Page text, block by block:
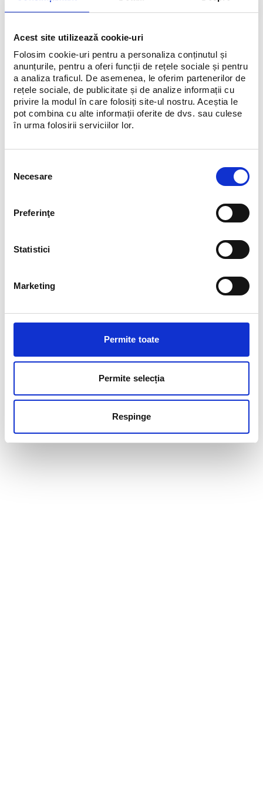
Acest site utilizează cookie-uri
Folosim cookie-uri pentru a personaliza conținutul și
anunțurile, pentru a oferi funcții de rețele sociale și pentru
a analiza traficul. De asemenea, le oferim partenerilor de
rețele sociale, de publicitate și de analize informații cu
privire la modul în care folosiți site-ul nostru. Aceștia le
pot combina cu alte informații oferite de dvs. sau culese
în urma folosirii serviciilor lor.
consimțământului
Necesare
Preferinţe
Statistici
Marketing
Permite toate
Permite selecția
Respinge
confort termic deplin și un aspect inovator.
iarnă adidas.
Promoție valabilă în limita stocului disponibil.